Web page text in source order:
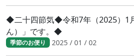
◆二十四節気◆令和7年（2025）1
ん）」です。◆
季節のお便り 2025 / 01 / 02